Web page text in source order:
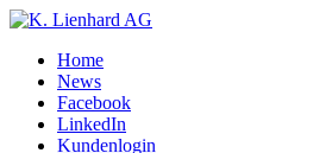
Home
News
Facebook
LinkedIn
Kundenlogin